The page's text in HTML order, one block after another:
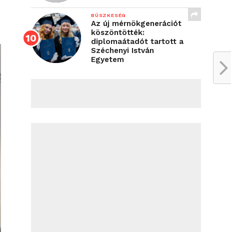
BÜSZKESÉG
Az új mérnökgenerációt
köszöntötték:
diplomaátadót tartott a
Széchenyi István
Egyetem